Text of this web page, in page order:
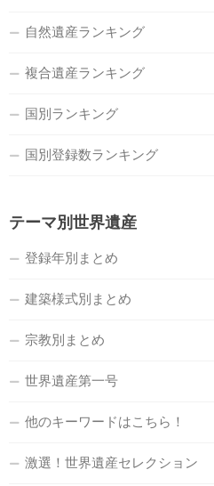
自然遺産ランキング
複合遺産ランキング
国別ランキング
国別登録数ランキング
テーマ別世界遺産
登録年別まとめ
建築様式別まとめ
宗教別まとめ
世界遺産第一号
他のキーワードはこちら！
激選！世界遺産セレクション